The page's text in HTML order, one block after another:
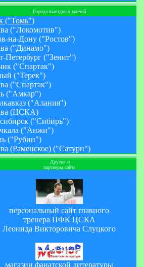
Города выездных матчей
("Томь")
("Локомотив")
на-Дону ("Ростов")
("Динамо")
Петербург ("Зенит")
("Спартак")
("Терек")
("Спартак")
("Амкар")
("Алания")
(ЦСКА)
("Сибирь")
("Анжи")
("Рубин")
(Раменское) ("Сатурн")
Друзья и
партнеры сайта
персональный сайт главного
тренера ПФК ЦСКА
Леонида Викторовича Слуцкого
магазин фанатской литературы